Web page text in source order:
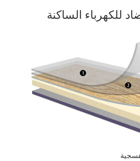
للكهرباء الساكنة